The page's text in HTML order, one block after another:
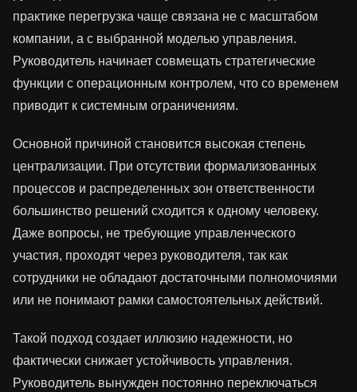
практике перегрузка чаще связана не с масштабом
компании, а с выбранной моделью управления.
Руководитель начинает совмещать стратегические
функции с операционным контролем, что со временем
приводит к системным ограничениям.
Основной причиной становится высокая степень
централизации. При отсутствии формализованных
процессов и распределенных зон ответственности
большинство решений сходится к одному человеку.
Даже вопросы, не требующие управленческого
участия, проходят через руководителя, так как
сотрудники не обладают достаточными полномочиями
или не понимают рамки самостоятельных действий.
Такой подход создает иллюзию надежности, но
фактически снижает устойчивость управления.
Руководитель вынужден постоянно переключаться